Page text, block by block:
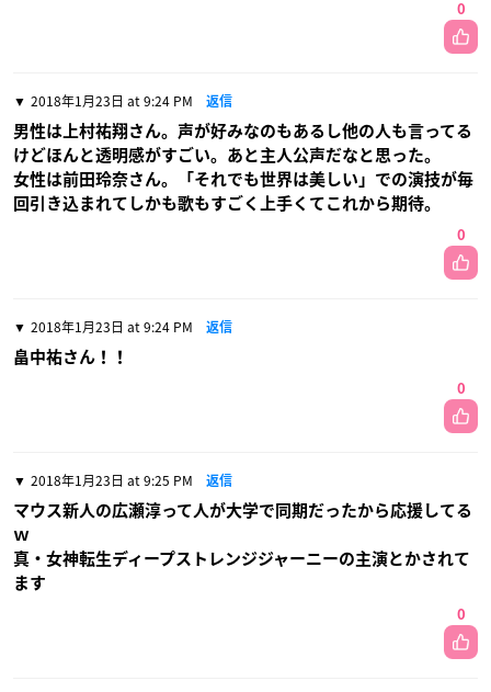
0
2018年1月23日 at 9:24 PM 返信
男性は上村祐翔さん。声が好みなのもあるし他の人も言ってる
けどほんと透明感がすごい。あと主人公声だなと思った。
女性は前田玲奈さん。「それでも世界は美しい」での演技が毎
回引き込まれてしかも歌もすごく上手くてこれから期待。
0
2018年1月23日 at 9:24 PM 返信
畠中祐さん！！
0
2018年1月23日 at 9:25 PM 返信
マウス新人の広瀬淳って人が大学で同期だったから応援してる
ｗ
真・女神転生ディープストレンジジャーニーの主演とかされて
ます
0